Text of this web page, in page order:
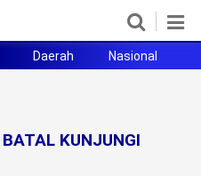
Daerah Nasional
KUNJUNGI